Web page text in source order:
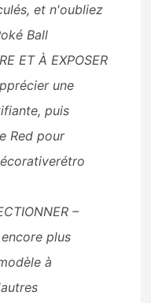
et n'oubliez
Ball
ET À EXPOSER
une
puis
Red pour
–
plus
à